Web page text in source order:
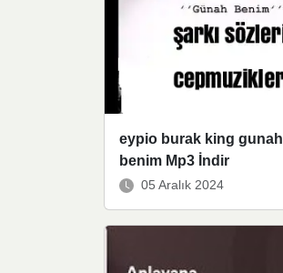
eypio burak king gunah
benim Mp3 İndir
05 Aralık 2024